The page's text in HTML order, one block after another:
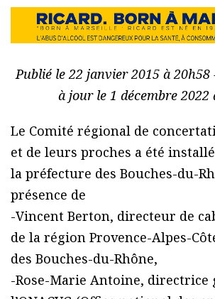
Publié le 22 janvier 2015 à 20h58
à jour le 1 décembre 2022
Le Comité régional de
et de leurs proches a été
la préfecture des Bouches-du-
présence de
-Vincent Berton, directeur de
de la région Provence-Alpes-
des Bouches-du-Rhône,
-Rose-Marie Antoine, directrice